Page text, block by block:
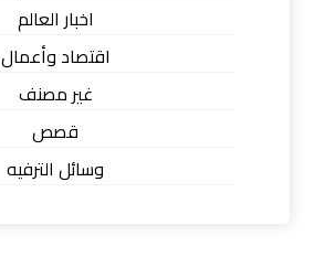
اخبار العالم
اقتصاد وأعمال
غير مصنف
قصص
وسائل الترفيه